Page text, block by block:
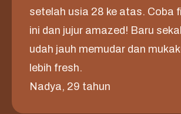
setelah usia 28 ke atas. Coba
ini dan jujur amazed! Baru
udah jauh memudar dan
lebih fresh.
Nadya, 29 tahun